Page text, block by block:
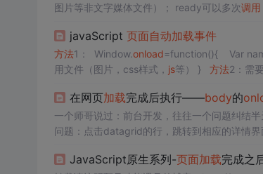
图片等非文字媒体文件）； ready可以多次调用
javaScript 页面自动加载事件
方法1： Window.onload=function(){ Var
用文件（图片，css样式， js等） } 方法2：需
在网页加载完成后执行——body的
一个师哥说过：前台开发，往往一个问题纠结
问题：点击datagrid的行，跳转到相应的详情
JavaScript原生系列-页面加载完成之